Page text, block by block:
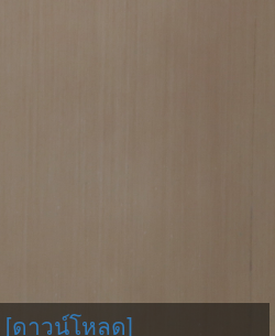
[ดาวน์โหลด]